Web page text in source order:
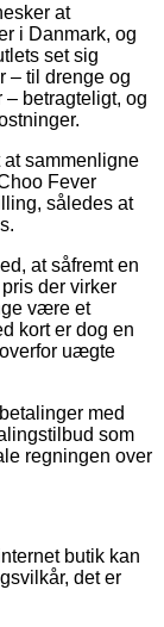
at
i Danmark, og
set sig
– til drenge og
– betragteligt, og
sammenligne
Fever
således at
at såfremt en
der virker
være et
kort er dog en
uægte
med
som
regningen over
butik kan
det er